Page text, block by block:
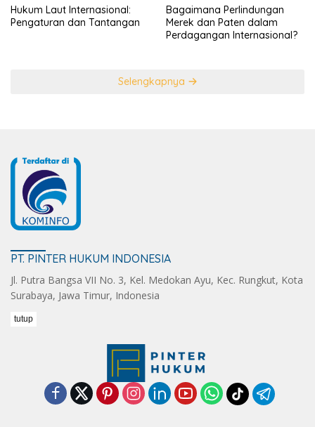
Hukum Laut Internasional:
Pengaturan dan Tantangan
Bagaimana Perlindungan
Merek dan Paten dalam
Perdagangan Internasional?
Selengkapnya
PT. PINTER HUKUM INDONESIA
Jl. Putra Bangsa VII No. 3, Kel. Medokan Ayu, Kec. Rungkut, Kota
Surabaya, Jawa Timur, Indonesia
tutup